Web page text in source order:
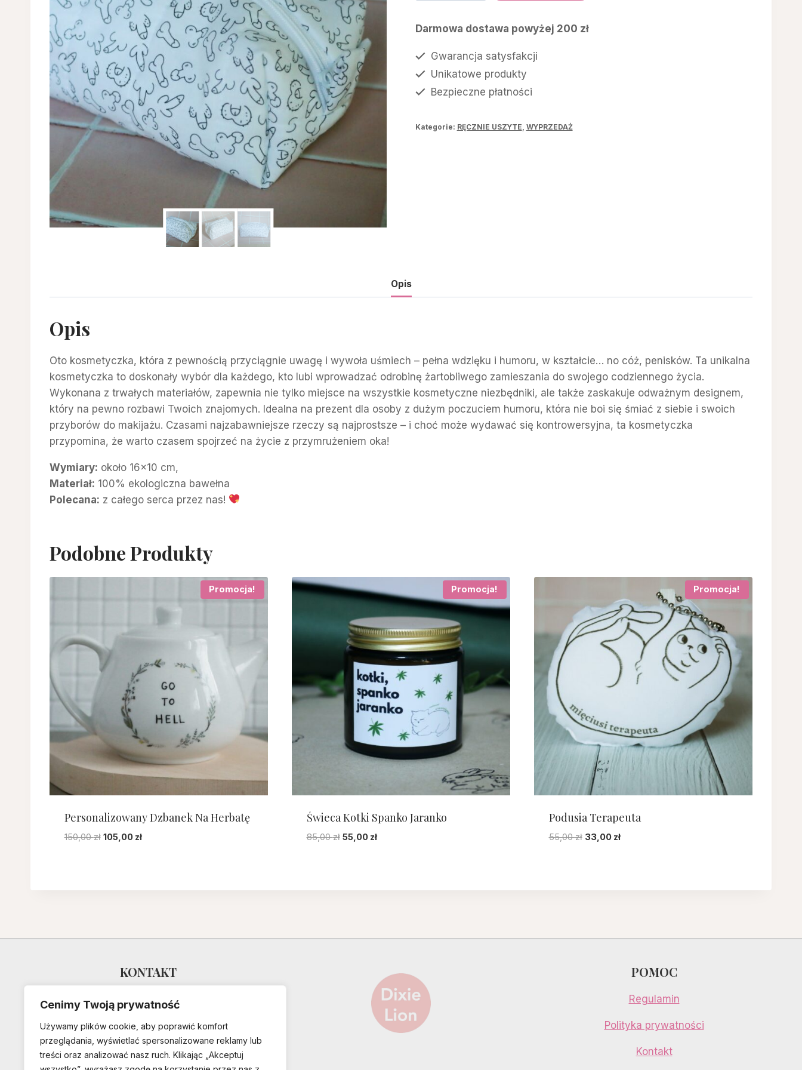
Cenimy Twoją prywatność
Używamy plików cookie, aby poprawić komfort
przeglądania, wyświetlać spersonalizowane reklamy lub
treści oraz analizować nasz ruch. Klikając „Akceptuj
Darmowa dostawa powyżej 200 zł
Gwarancja satysfakcji
Unikatowe produkty
Bezpieczne płatności
Kategorie: RĘCZNIE USZYTE WYPRZEDAŻ
Opis
Opis
Oto kosmetyczka, która z pewnością przyciągnie uwagę i wywoła uśmiech – pełna wdzięku i humoru, w kształcie… no cóż, penisków. Ta unikalna
kosmetyczka to doskonały wybór dla każdego, kto lubi wprowadzać odrobinę żartobliwego zamieszania do swojego codziennego życia.
Wykonana z trwałych materiałów, zapewnia nie tylko miejsce na wszystkie kosmetyczne niezbędniki, ale także zaskakuje odważnym designem,
który na pewno rozbawi Twoich znajomych. Idealna na prezent dla osoby z dużym poczuciem humoru, która nie boi się śmiać z siebie i swoich
przyborów do makijażu. Czasami najzabawniejsze rzeczy są najprostsze – i choć może wydawać się kontrowersyjna, ta kosmetyczka
przypomina, że warto czasem spojrzeć na życie z przymrużeniem oka!
Wymiary: około 16×10 cm,
Materiał: 100% ekologiczna bawełna
Polecana: z całego serca przez nas!
Podobne Produkty
Promocja!
Personalizowany Dzbanek Na Herbatę
150,00zł Pierwotna
105,00 złAktualna
Promocja!
Świeca Kotki Spanko Jaranko
85,00zł Pierwotna
55,00 złAktualna
Promocja!
Podusia Terapeuta
55,00zł Pierwotna
33,00 złAktualna
KONTAKT
Dixie Lion
Polska
pracownia@dixielion.com
POMOC
Regulamin
Polityka prywatności
Kontakt